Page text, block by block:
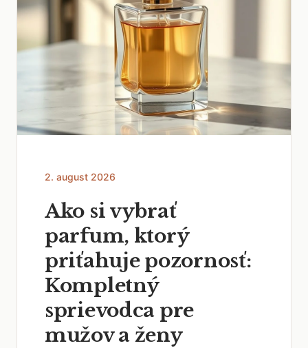
2. august 2026
Ako si vybrať
parfum, ktorý
priťahuje pozornosť:
Kompletný
sprievodca pre
mužov a ženy